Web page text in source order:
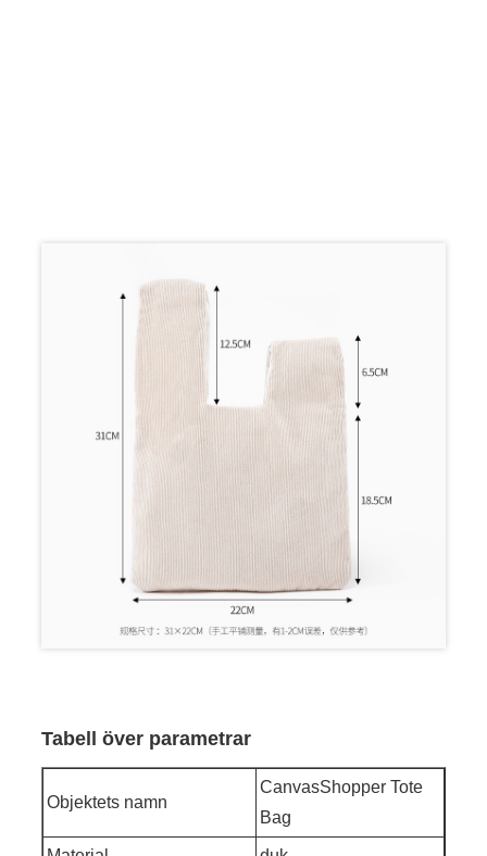
Tabell över parametrar
Objektets namn
CanvasShopper Tote
Bag